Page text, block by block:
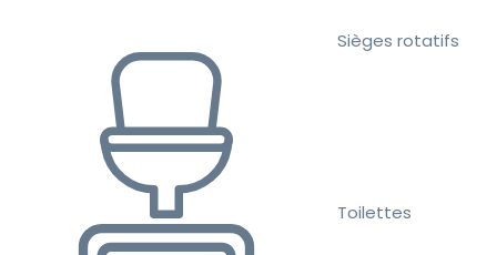
Sièges rotatifs
Toilettes